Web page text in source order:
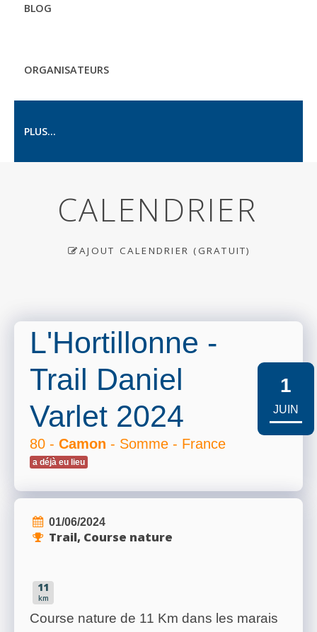
BLOG
ORGANISATEURS
PLUS...
CALENDRIER
AJOUT CALENDRIER (GRATUIT)
L'Hortillonne -
Trail Daniel
Varlet 2024
80 - Camon - Somme - France
a déjà eu lieu
1
JUIN
01/06/2024
Trail, Course nature
11
km
Course nature de 11 Km dans les marais